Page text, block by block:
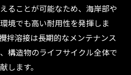
ることが可能なため、海岸部や
境でも高い耐用性を発揮しま
拌溶接は長期的なメンテナンス
構造物のライフサイクル全体で
します。